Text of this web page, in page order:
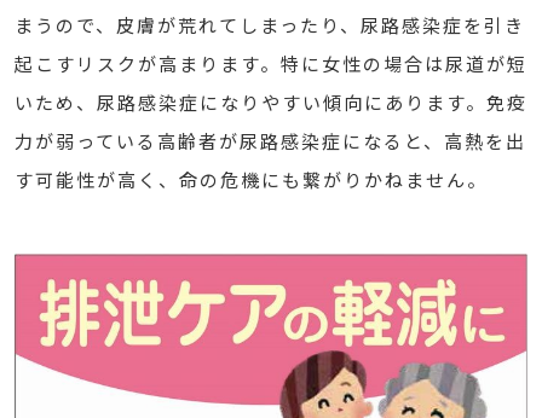
まうので、皮膚が荒れてしまったり、尿路感染症を引き
起こすリスクが高まります。特に女性の場合は尿道が短
いため、尿路感染症になりやすい傾向にあります。免疫
力が弱っている高齢者が尿路感染症になると、高熱を出
す可能性が高く、命の危機にも繋がりかねません。